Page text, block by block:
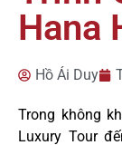
Hana
Hồ Ái Duy
Trong không
Luxury Tour